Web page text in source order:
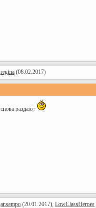
regina (08.02.2017)
снова раздают
ansempo (20.01.2017), LowClassHeroes